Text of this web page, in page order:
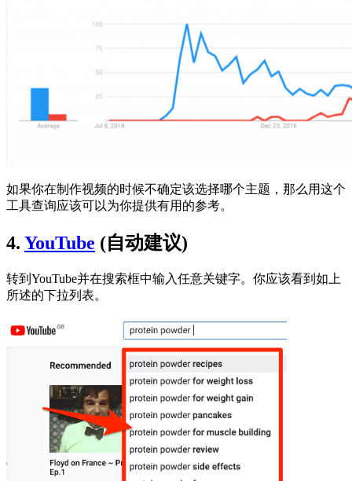
如果你在制作视频的时候不确定该选择哪个主题，那么用这个
工具查询应该可以为你提供有用的参考。
4. YouTube (自动建议)
转到YouTube并在搜索框中输入任意关键字。你应该看到如上
所述的下拉列表。